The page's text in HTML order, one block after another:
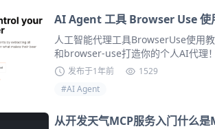
AI Agent 工具 Browser Use 使
人工智能代理工具BrowserUse使用
和browser-use打造你的个人AI代理
发布于1年前
1529
#AI Agent
从开发天气MCP服务入门什么是